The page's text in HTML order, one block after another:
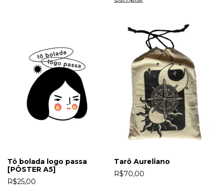
Tô bolada logo passa
[PÔSTER A5]
R$25,00
Tarô Aureliano
R$70,00